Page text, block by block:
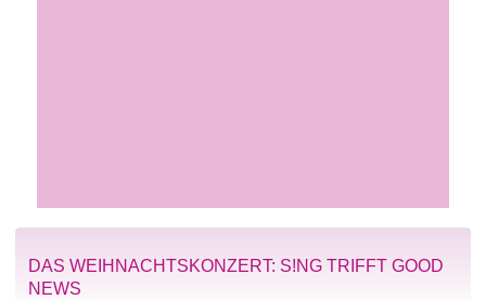
DAS WEIHNACHTSKONZERT: S!NG TRIFFT GOOD
NEWS